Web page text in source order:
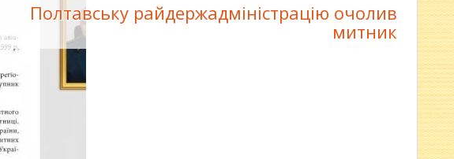
Полтавську райдержадміністрацію очолив
митник